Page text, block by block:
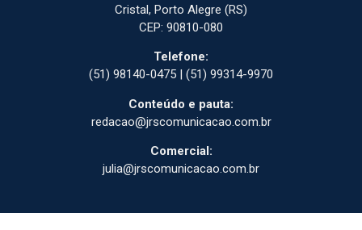
Cristal, Porto Alegre (RS)
CEP: 90810-080
Telefone:
(51) 98140-0475 | (51) 99314-9970
Conteúdo e pauta:
redacao@jrscomunicacao.com.br
Comercial:
julia@jrscomunicacao.com.br